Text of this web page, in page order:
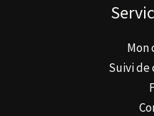
Mon
Suivi de